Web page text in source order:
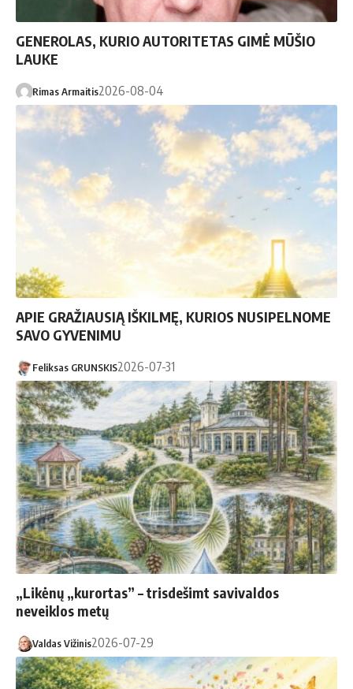
GENEROLAS, KURIO AUTORITETAS GIMĖ MŪŠIO
LAUKE
Rimas Armaitis2026-08-04
APIE GRAŽIAUSIĄ IŠKILMĘ, KURIOS NUSIPELNOME
SAVO GYVENIMU
Feliksas GRUNSKIS2026-07-31
„Likėnų „kurortas” – trisdešimt savivaldos
neveiklos metų
Valdas Vižinis2026-07-29